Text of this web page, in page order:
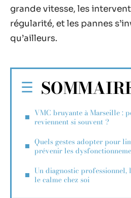
grande vitesse, les
régularité, et les pannes
qu’ailleurs.
VMC bruyante à Marseille :
reviennent si souvent ?
Quels gestes adopter pour
prévenir les
Un diagnostic
le calme chez soi